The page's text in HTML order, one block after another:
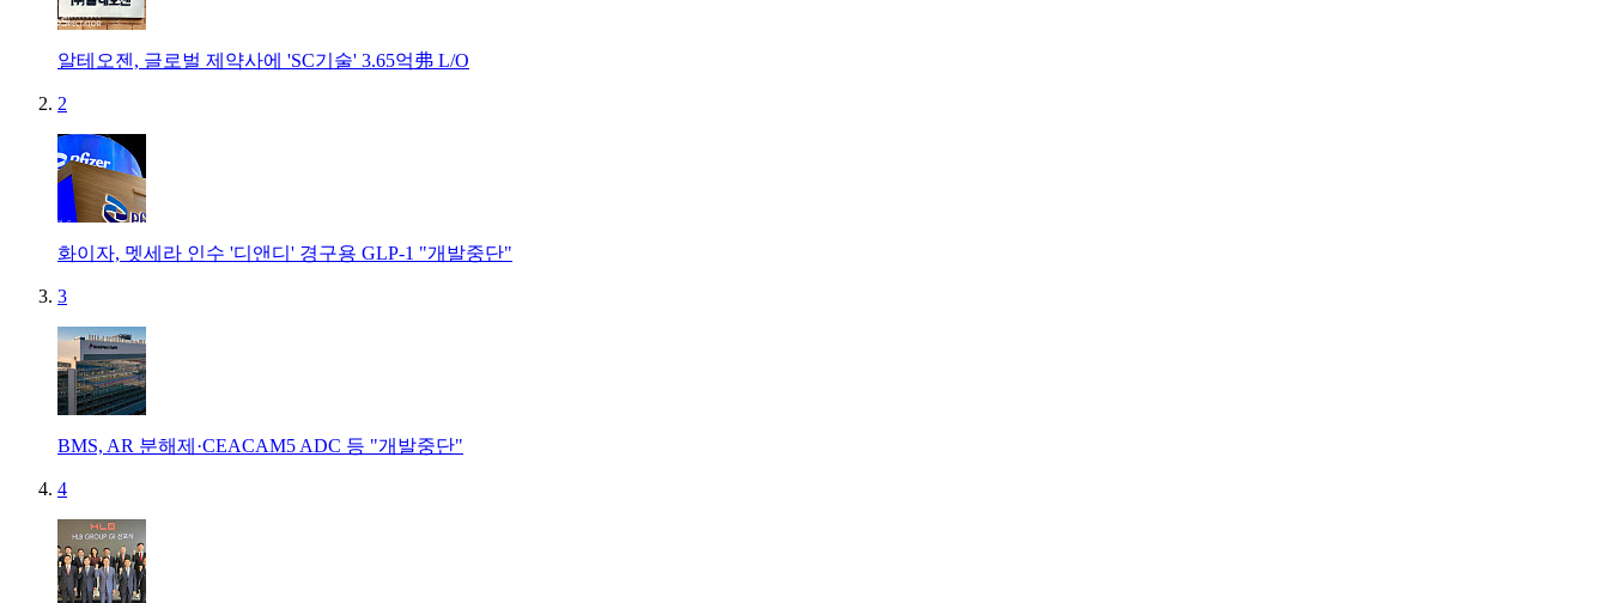
알테오젠, 글로벌 제약사에 'SC기술' 3.65억弗 L/O
2
화이자, 멧세라 인수 '디앤디' 경구용 GLP-1 "개발중단"
3
BMS, AR 분해제·CEACAM5 ADC 등 "개발중단"
4